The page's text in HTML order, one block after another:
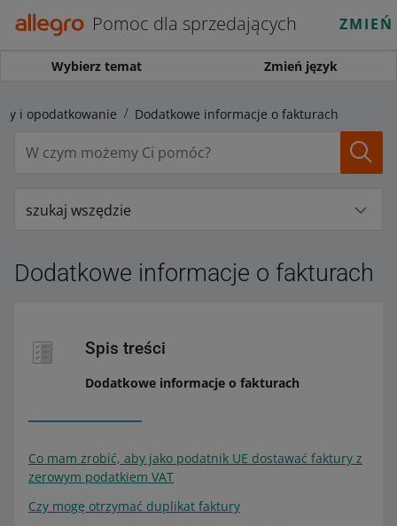
Pomoc dla sprzedających
Wybierz temat Zmień język
i opodatkowanie Dodatkowe informacje o fakturach
szukaj wszędzie
Dodatkowe informacje o fakturach
Spis treści
Dodatkowe informacje o fakturach
Co mam zrobić, aby jako podatnik UE dostawać faktury z
zerowym podatkiem VAT
Czy mogę otrzymać duplikat faktury